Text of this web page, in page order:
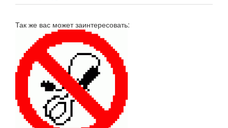
Так же вас может заинтересовать: